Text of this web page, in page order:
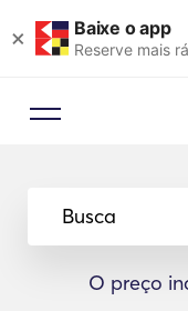
× Baixe o app
Reserve mais
Busca
O preço